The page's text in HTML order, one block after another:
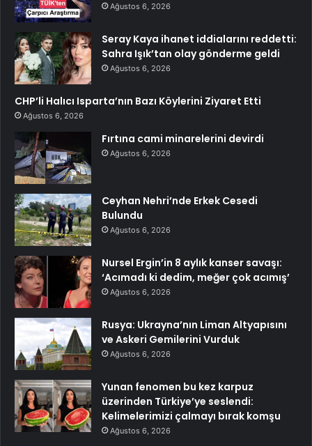
Ağustos 6, 2026
Seray Kaya ihanet iddialarını reddetti:
Sahra Işık’tan olay gönderme geldi
Ağustos 6, 2026
CHP’li Halıcı Isparta’nın Bazı Köylerini Ziyaret Etti
Ağustos 6, 2026
Fırtına cami minarelerini devirdi
Ağustos 6, 2026
Ceyhan Nehri’nde Erkek Cesedi
Bulundu
Ağustos 6, 2026
Nursel Ergin’in 8 aylık kanser savaşı:
‘Acımadı ki dedim, meğer çok acımış’
Ağustos 6, 2026
Rusya: Ukrayna’nın Liman Altyapısını
ve Askeri Gemilerini Vurduk
Ağustos 6, 2026
Yunan fenomen bu kez karpuz
üzerinden Türkiye’ye seslendi:
Kelimelerimizi çalmayı bırak komşu
Ağustos 6, 2026